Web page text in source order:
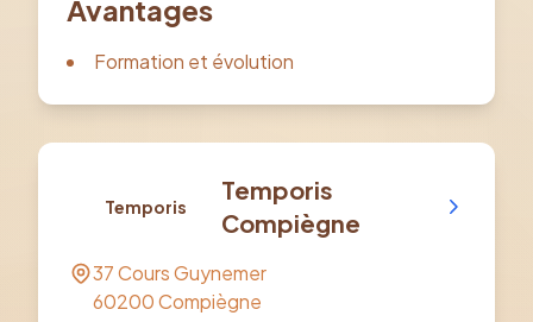
Avantages
Formation et évolution
Temporis
Temporis
Compiègne
37 Cours Guynemer
60200Compiègne